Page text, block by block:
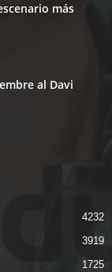
más
al Davi
4232
3919
1725